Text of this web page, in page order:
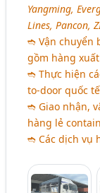
Yangming,
Lines, Pancon,
➬ Vận chuyển
gồm hàng
➬ Thực hiện
to-door quốc
➬ Giao nhận,
hàng lẻ
➬ Các dịch vụ